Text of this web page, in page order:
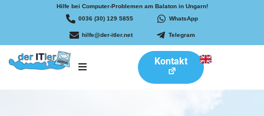
Hilfe bei Computer-Problemen am Balaton in Ungarn!
0036 (30) 129 5855
WhatsApp
hilfe@der-itler.net Telegram
Kontakt